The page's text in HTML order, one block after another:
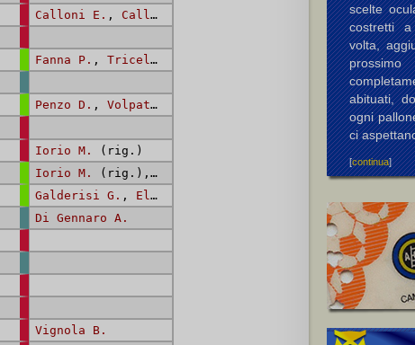
Calloni E. , Calloni E.
Fanna P. , Tricella R.
Penzo D. , Volpati D.
Iorio M.
(rig.)
Iorio M. (rig.),
Galderisi G. , Elkjær Larsen P.
Di Gennaro A.
Vignola B.
scelte
costretti
volta,
abituati,
ogni
ci
[continua]